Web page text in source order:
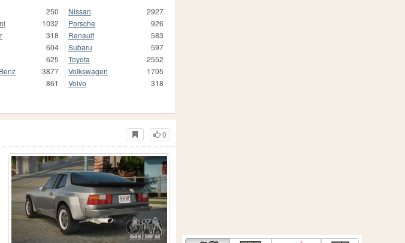
250
1032
318
604
625
3877
861
Nissan
2927
Porsche
926
Renault
583
Subaru
597
Toyota
2552
Volkswagen
1705
Volvo
318
0